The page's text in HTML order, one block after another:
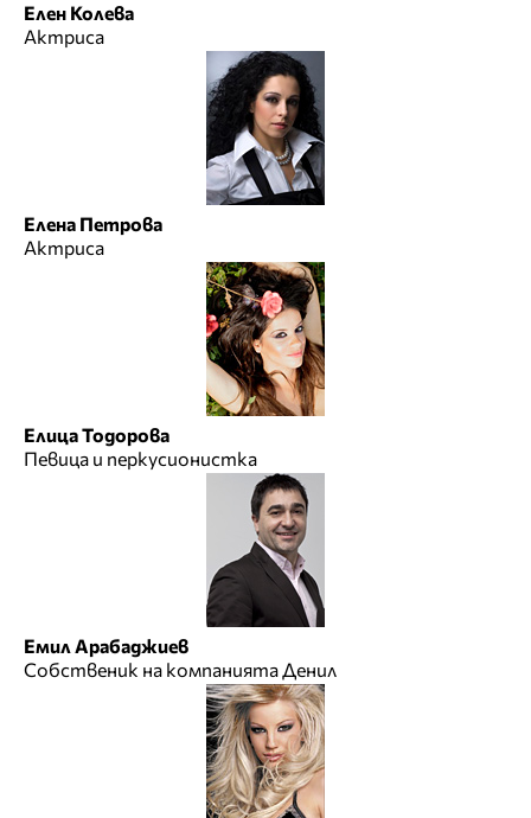
Елен Колева
Актриса
Елена Петрова
Актриса
Елица Тодорова
Певица и перкусионистка
Емил Арабаджиев
Собственик на компанията Денил